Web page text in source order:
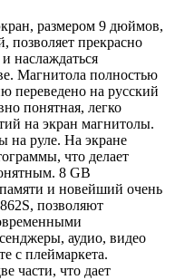
размером 9 дюймов,
позволяет прекрасно
наслаждаться
Магнитола полностью
переведено на русский
понятная, легко
на экран магнитолы.
на руле. На экране
что делает
8 GB
и новейший очень
позволяют
аудио, видео
с плеймаркета.
части, что дает